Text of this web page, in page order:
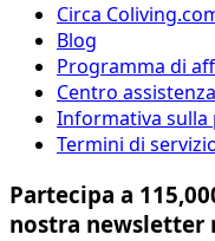
Circa
Blog
Programma di
Centro assistenza
Informativa sulla
Termini di
Partecipa a
nostra newsletter